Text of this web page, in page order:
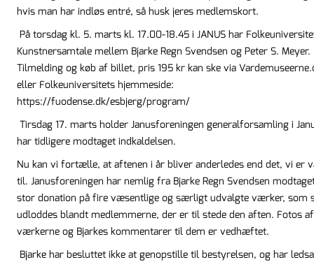
hvis man har indløs entré, så husk jeres medlemskort.
På torsdag kl. 5. marts kl. 17.00-18.45 i JANUS har
Kunstnersamtale mellem Bjarke Regn Svendsen og Peter S. Meyer.
Tilmelding og køb af billet, pris 195 kr kan ske via
eller Folkeuniversitets hjemmeside:
https://fuodense.dk/esbjerg/program/
Tirsdag 17. marts holder Janusforeningen generalforsamling i
har tidligere modtaget indkaldelsen.
Nu kan vi fortælle, at aftenen i år bliver anderledes end det, vi er
til. Janusforeningen har nemlig fra Bjarke Regn Svendsen
stor donation på fire væsentlige og særligt udvalgte værker, som
udloddes blandt medlemmerne, der er til stede den aften. Fotos af
værkerne og Bjarkes kommentarer til dem er vedhæftet.
Bjarke har besluttet ikke at genopstille til bestyrelsen, og har